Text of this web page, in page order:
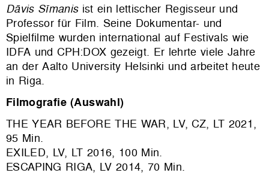
Dāvis Sīmanisist ein lettischer Regisseur und
Professor für Film. Seine Dokumentar- und
Spielfilme wurden international auf Festivals wie
IDFA und CPH:DOX gezeigt. Er lehrte viele Jahre
an der Aalto University Helsinki und arbeitet heute
in Riga.
Filmografie (Auswahl)
THE YEAR BEFORE THE WAR, LV, CZ, LT 2021,
95 Min.
EXILED, LV, LT 2016, 100 Min.
ESCAPING RIGA, LV 2014, 70 Min.